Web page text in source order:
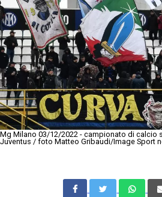
Mg Milano 03/12/2022 - campionato di calcio
Juventus / foto Matteo Gribaudi/Image Sport